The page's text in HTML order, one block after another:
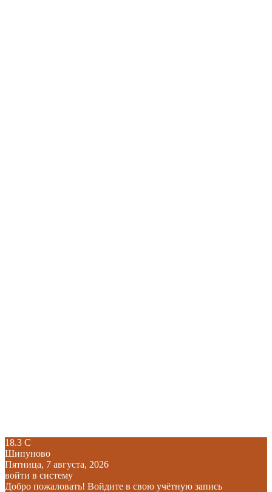
18.3 C
Шипуново
Пятница, 7 августа, 2026
войти в систему
Добро пожаловать! Войдите в свою учётную запись